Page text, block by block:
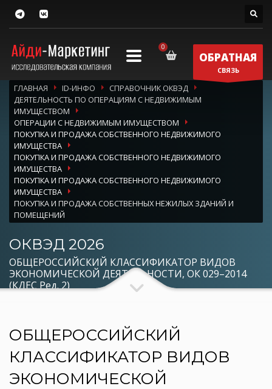
ОБРАТНАЯ
СВЯЗЬ
ГЛАВНАЯ ID-ИНФО
СПРАВОЧНИК ОКВЭД
ДЕЯТЕЛЬНОСТЬ ПО ОПЕРАЦИЯМ С НЕДВИЖИМЫМ
ИМУЩЕСТВОМ
ОПЕРАЦИИ С НЕДВИЖИМЫМ ИМУЩЕСТВОМ
ПОКУПКА И ПРОДАЖА СОБСТВЕННОГО НЕДВИЖИМОГО
ИМУЩЕСТВА
ПОКУПКА И ПРОДАЖА СОБСТВЕННОГО НЕДВИЖИМОГО
ИМУЩЕСТВА
ПОКУПКА И ПРОДАЖА СОБСТВЕННОГО НЕДВИЖИМОГО
ИМУЩЕСТВА
ПОКУПКА И ПРОДАЖА СОБСТВЕННЫХ НЕЖИЛЫХ ЗДАНИЙ И
ПОМЕЩЕНИЙ
ОКВЭД 2026
ОБЩЕРОССИЙСКИЙ КЛАССИФИКАТОР ВИДОВ
ЭКОНОМИЧЕСКОЙ ДЕЯТЕЛЬНОСТИ, ОК 029–2014
(КДЕС Ред. 2)
ОБЩЕРОССИЙСКИЙ
КЛАССИФИКАТОР ВИДОВ
ЭКОНОМИЧЕСКОЙ